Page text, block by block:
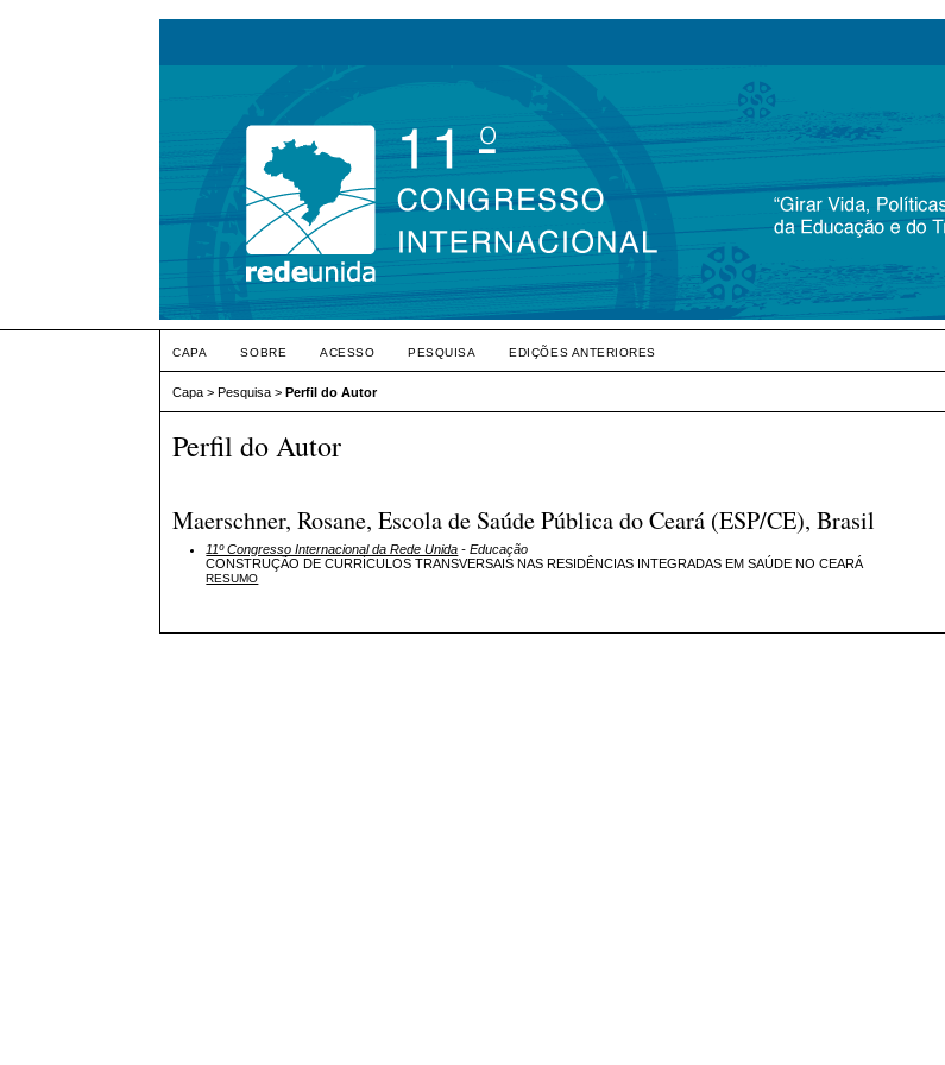
CAPA SOBRE ACESSO PESQUISA EDIÇÕES ANTERIORES
Capa >Pesquisa >Perfil do Autor
Perfil do Autor
Maerschner, Rosane, Escola de Saúde Pública do Ceará (ESP/CE), Brasil
11º Congresso Internacional da Rede Unida - Educação
CONSTRUÇÃO DE CURRÍCULOS TRANSVERSAIS NAS RESIDÊNCIAS INTEGRADAS EM SAÚDE NO CEARÁ
RESUMO